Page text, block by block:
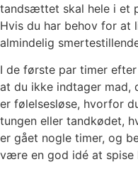
tandsættet skal hele i et
Hvis du har behov for at
almindelig
I de første par timer
at du ikke indtager mad,
er følelsesløse, hvorfor
tungen eller tandkødet,
er gået nogle timer, og
være en god idé at spise